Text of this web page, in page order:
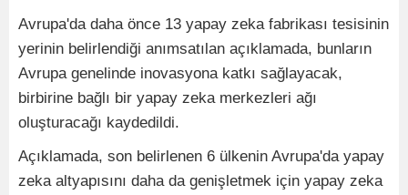
Avrupa'da daha önce 13 yapay zeka fabrikası tesisinin
yerinin belirlendiği anımsatılan açıklamada, bunların
Avrupa genelinde inovasyona katkı sağlayacak,
birbirine bağlı bir yapay zeka merkezleri ağı
oluşturacağı kaydedildi.
Açıklamada, son belirlenen 6 ülkenin Avrupa'da yapay
zeka altyapısını daha da genişletmek için yapay zeka